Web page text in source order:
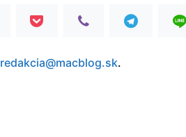
redakcia@macblog.sk.